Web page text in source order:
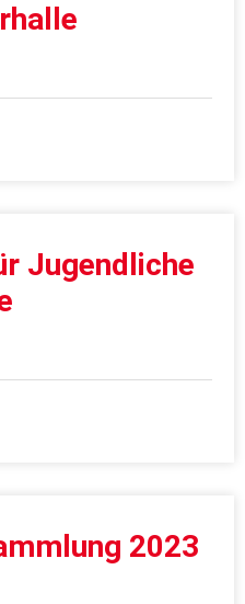
Jugendliche
2023